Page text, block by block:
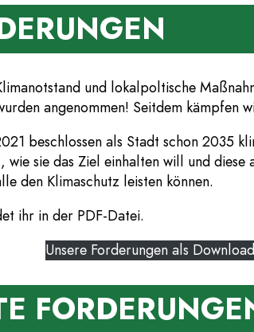
und lokalpoltische
angenommen! Seitdem kämpfen
beschlossen als Stadt schon 2035
sie das Ziel einhalten will und diese
den Klimaschutz leisten können.
ihr in der PDF-Datei.
Unsere Forderungen als